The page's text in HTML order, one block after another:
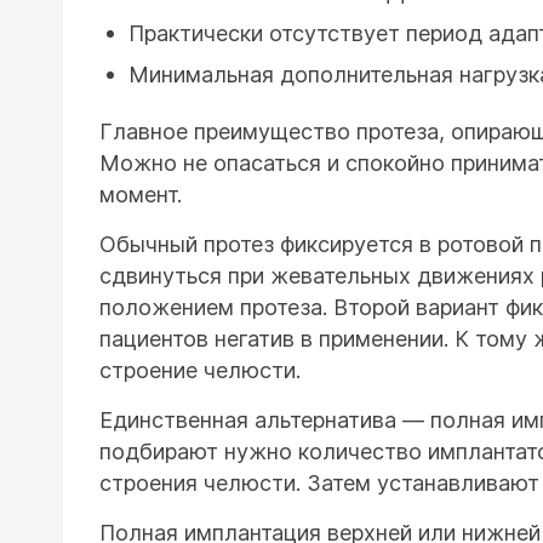
Практически отсутствует период
Минимальная дополнительная
Главное преимущество протеза,
Можно не опасаться и спокойно
момент.
Обычный протез фиксируется в ротовой
сдвинуться при жевательных движениях
положением протеза. Второй вариант
пациентов негатив в применении. К
строение челюсти.
Единственная альтернатива — полная
подбирают нужно количество
строения челюсти. Затем
Полная имплантация верхней или